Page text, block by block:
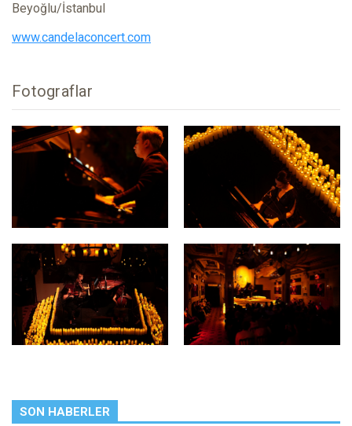
Beyoğlu/İstanbul
www.candelaconcert.com
Fotograflar
SON HABERLER